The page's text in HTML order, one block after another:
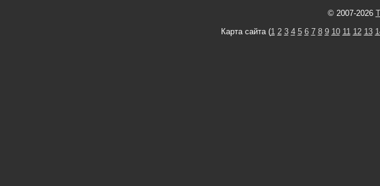
© 2007-2026
Карта сайта (1 2 3 4 5 6 7 8 9 10 11 12 13